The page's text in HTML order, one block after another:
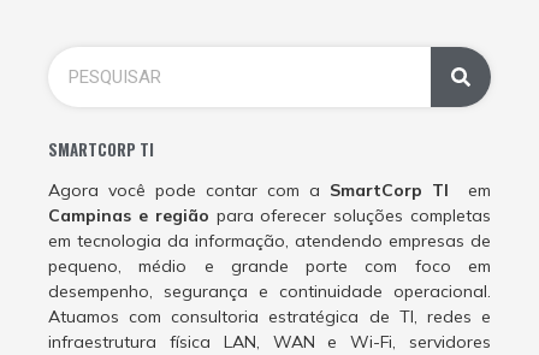
SMARTCORP TI
Agora você pode contar com a SmartCorp TI em
Campinas e região para oferecer soluções completas
em tecnologia da informação, atendendo empresas de
pequeno, médio e grande porte com foco em
desempenho, segurança e continuidade operacional.
Atuamos com consultoria estratégica de TI, redes e
infraestrutura física LAN, WAN e Wi-Fi, servidores